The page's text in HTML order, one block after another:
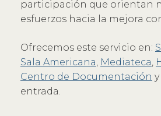
participación que orientan
esfuerzos hacia la mejora
Ofrecemos este servicio en:
Sala Americana Mediateca
Centro de Documentación
entrada.